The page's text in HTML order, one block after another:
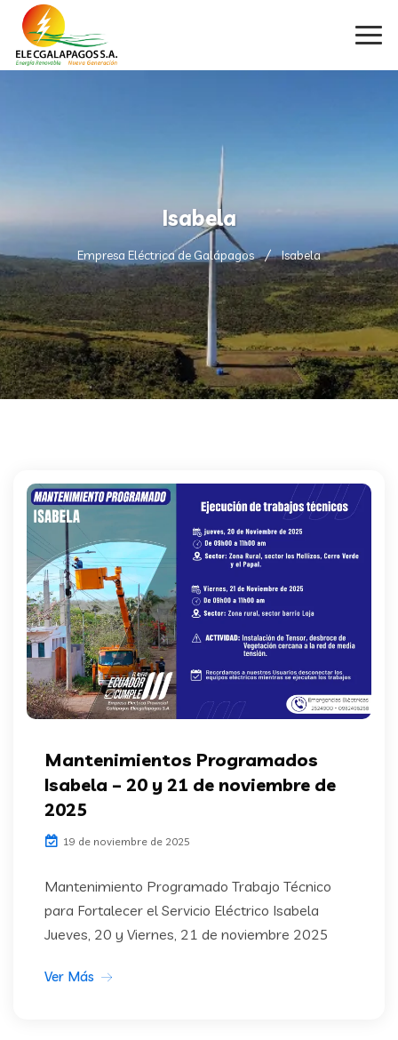
Isabela
Empresa Eléctrica de Galápagos Isabela
Mantenimientos Programados
Isabela – 20 y 21 de noviembre de
2025
19 de noviembre de 2025
Mantenimiento Programado Trabajo Técnico
para Fortalecer el Servicio Eléctrico Isabela
Jueves, 20 y Viernes, 21 de noviembre 2025
Ver Más